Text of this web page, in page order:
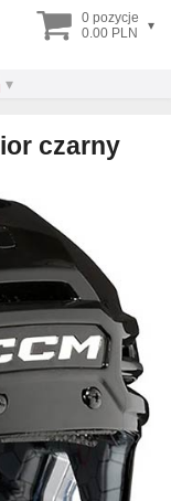
0 pozycje
0.00 PLN
▾
czarny